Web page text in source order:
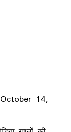
October 14,